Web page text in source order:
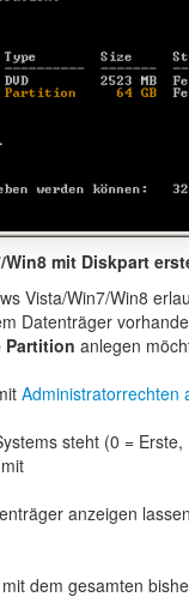
mit Diskpart
Vista/Win7/Win8
Datenträger
Partition anlegen
Administratorrechten
steht (0 =
anzeigen
dem gesamten